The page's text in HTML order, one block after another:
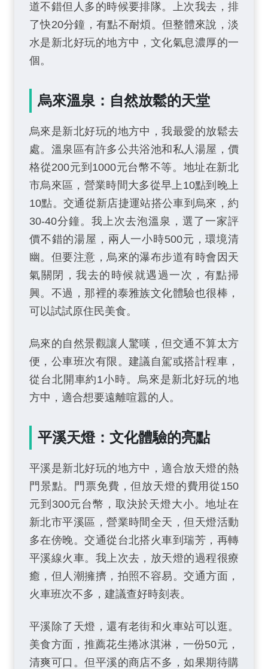
道不錯但人多的時候要排隊。上次我去，排
了快20分鐘，有點不耐煩。但整體來說，淡
水是新北好玩的地方中，文化氣息濃厚的一
個。
烏來溫泉：自然放鬆的天堂
烏來是新北好玩的地方中，我最愛的放鬆去
處。溫泉區有許多公共浴池和私人湯屋，價
格從200元到1000元台幣不等。地址在新北
市烏來區，營業時間大多從早上10點到晚上
10點。交通從新店捷運站搭公車到烏來，約
30-40分鐘。我上次去泡溫泉，選了一家評
價不錯的湯屋，兩人一小時500元，環境清
幽。但要注意，烏來的瀑布步道有時會因天
氣關閉，我去的時候就遇過一次，有點掃
興。不過，那裡的泰雅族文化體驗也很棒，
可以試試原住民美食。
烏來的自然景觀讓人驚嘆，但交通不算太方
便，公車班次有限。建議自駕或搭計程車，
從台北開車約1小時。烏來是新北好玩的地
方中，適合想要遠離喧囂的人。
平溪天燈：文化體驗的亮點
平溪是新北好玩的地方中，適合放天燈的熱
門景點。門票免費，但放天燈的費用從150
元到300元台幣，取決於天燈大小。地址在
新北市平溪區，營業時間全天，但天燈活動
多在傍晚。交通從台北搭火車到瑞芳，再轉
平溪線火車。我上次去，放天燈的過程很療
癒，但人潮擁擠，拍照不容易。交通方面，
火車班次不多，建議查好時刻表。
平溪除了天燈，還有老街和火車站可以逛。
美食方面，推薦花生捲冰淇淋，一份50元，
清爽可口。但平溪的商店不多，如果期待購